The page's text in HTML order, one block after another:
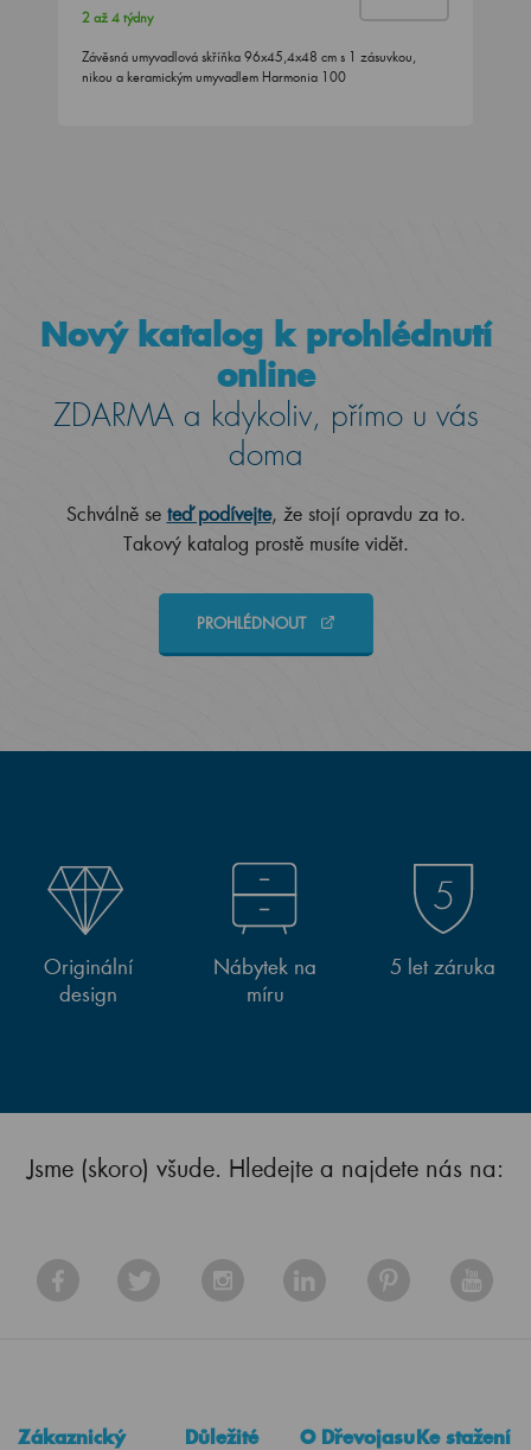
2 až 4 týdny
Závěsná umyvadlová skříňka 96x45,4x48 cm s 1 zásuvkou,
nikou a keramickým umyvadlem Harmonia 100
Nový katalog k prohlédnutí
online
ZDARMA a kdykoliv, přímo u vás
doma
Schválně se teď podívejte, že stojí opravdu za to.
Takový katalog prostě musíte vidět.
PROHLÉDNOUT
Originální
design
Nábytek na
míru
5 let záruka
Jsme (skoro) všude. Hledejte a najdete nás na:
Zákaznický
Důležité
O DřevojasuKe stažení